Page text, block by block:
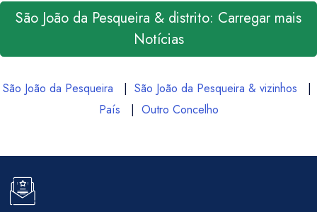
São João da Pesqueira & distrito: Carregar mais
Notícias
São João da Pesqueira | São João da Pesqueira & vizinhos |
País | Outro Concelho